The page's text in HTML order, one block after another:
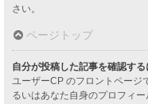
さい。
ページトップ
自分が投稿した記事を確認する
ユーザーCP のフロントページ
るいはあなた自身のプロフィ